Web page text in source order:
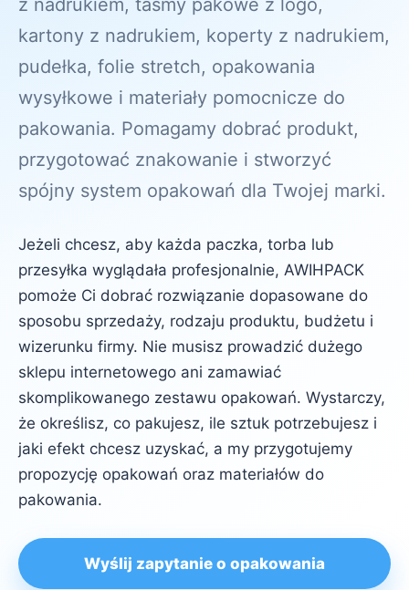
z nadrukiem, taśmy pakowe z logo,
kartony z nadrukiem, koperty z nadrukiem,
pudełka, folie stretch, opakowania
wysyłkowe i materiały pomocnicze do
pakowania. Pomagamy dobrać produkt,
przygotować znakowanie i stworzyć
spójny system opakowań dla Twojej marki.
Jeżeli chcesz, aby każda paczka, torba lub
przesyłka wyglądała profesjonalnie, AWIHPACK
pomoże Ci dobrać rozwiązanie dopasowane do
sposobu sprzedaży, rodzaju produktu, budżetu i
wizerunku firmy. Nie musisz prowadzić dużego
sklepu internetowego ani zamawiać
skomplikowanego zestawu opakowań. Wystarczy,
że określisz, co pakujesz, ile sztuk potrzebujesz i
jaki efekt chcesz uzyskać, a my przygotujemy
propozycję opakowań oraz materiałów do
pakowania.
Wyślij zapytanie o opakowania